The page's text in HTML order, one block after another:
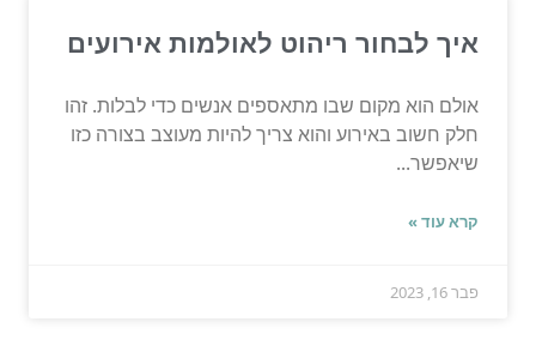
איך לבחור ריהוט לאולמות אירועים
אולם הוא מקום שבו מתאספים אנשים כדי לבלות. זהו
חלק חשוב באירוע והוא צריך להיות מעוצב בצורה כזו
שיאפשר...
קרא עוד »
פבר 16, 2023